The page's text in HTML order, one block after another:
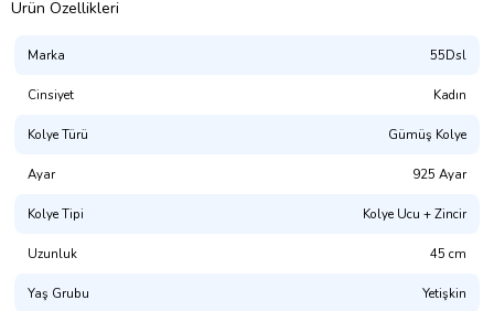
uzun süre muhafaza eder. Tüm bayan gümüş ürünlerde olduğu gibi
değerli taşlar nedeniyle belirtilen ortalama ürün ağırlığında ± %10
En : 1.90 cm
Boy : 1.90 cm
Ort. Ağırlık : 3.00 gr.
Ürün Kodu:
Ürün Özellikleri
Marka 55Dsl
Cinsiyet Kadın
Kolye Türü Gümüş Kolye
Ayar 925 Ayar
Kolye Tipi Kolye Ucu + Zincir
Uzunluk 45 cm
Yaş Grubu Yetişkin